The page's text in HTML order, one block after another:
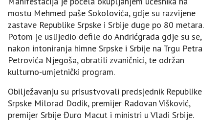
mostu Mehmed paše Sokolovića, gdje su razvijene
zastave Republike Srpske i Srbije duge po 80 metara.
Potom je uslijedio defile do Andrićgrada gdje su se,
nakon intoniranja himne Srpske i Srbije na Trgu Petra
Petrovića Njegoša, obratili zvaničnici, te održan
kulturno-umjetnički program.
Obilježavanju su prisustvovali predsjednik Republike
Srpske Milorad Dodik, premijer Radovan Višković,
premijer Srbije Đuro Macut i ministri u Vladi Srbije.